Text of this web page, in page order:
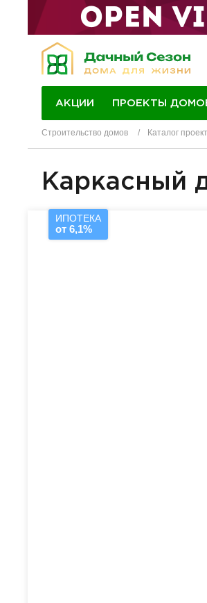
АКЦИИ ПРОЕКТЫ
Строительство домов Каталог
Каркасный
ИПОТЕКА
от 6,1%